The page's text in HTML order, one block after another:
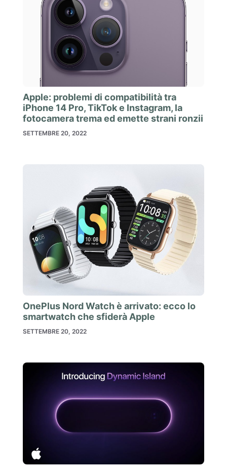
Apple: problemi di compatibilità tra
iPhone 14 Pro, TikTok e Instagram, la
fotocamera trema ed emette strani ronzii
SETTEMBRE 20, 2022
OnePlus Nord Watch è arrivato: ecco lo
smartwatch che sfiderà Apple
SETTEMBRE 20, 2022